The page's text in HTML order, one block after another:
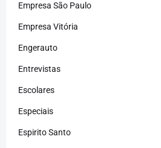
Empresa São Paulo
Empresa Vitória
Engerauto
Entrevistas
Escolares
Especiais
Espirito Santo